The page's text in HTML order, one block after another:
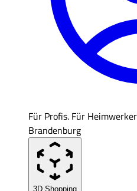
Für Profis. Für
Brandenburg
3D Shopping